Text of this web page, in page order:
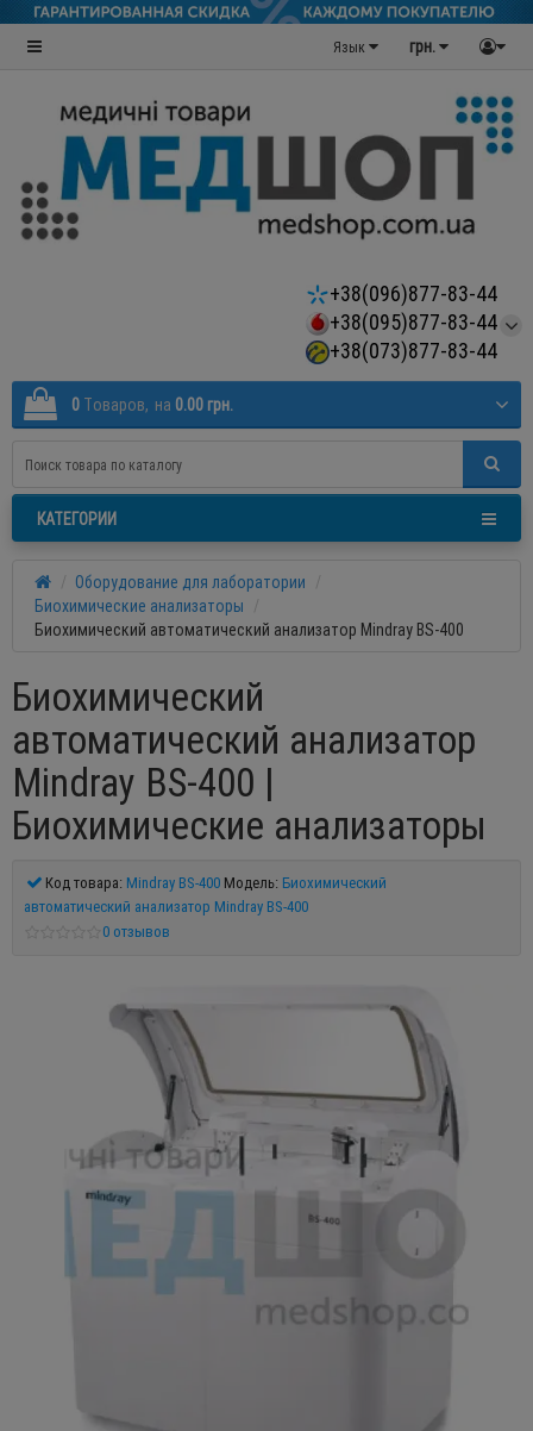
грн.
Язык
+38(096)877-83-44
+38(095)877-83-44
+38(073)877-83-44
0 Tоваров, на 0.00 грн.
КАТЕГОРИИ
Оборудование для лаборатории
Биохимические анализаторы
Биохимический автоматический анализатор Mindray BS-400
Биохимический
автоматический анализатор
Mindray BS-400 |
Биохимические анализаторы
Код товара: Mindray BS-400 Модель: Биохимический
автоматический анализатор Mindray BS-400
0 отзывов